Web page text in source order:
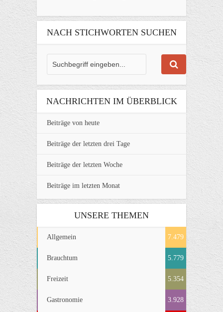
NACH STICHWORTEN SUCHEN
NACHRICHTEN IM ÜBERBLICK
Beiträge von heute
Beiträge der letzten drei Tage
Beiträge der letzten Woche
Beiträge im letzten Monat
UNSERE THEMEN
Allgemein 7.479
Brauchtum 5.779
Freizeit 5.354
Gastronomie 3.928